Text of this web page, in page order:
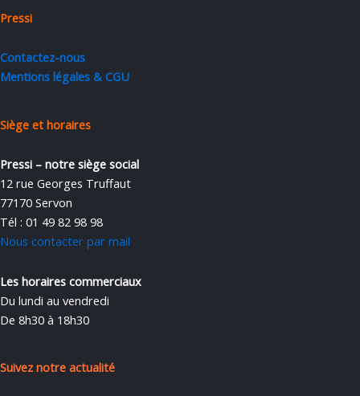
Pressi
Contactez-nous
Mentions légales & CGU
Siège et horaires
Pressi – notre siège social
12 rue Georges Truffaut
77170 Servon
Tél : 01 49 82 98 98
Nous contacter par mail
Les horaires commerciaux
Du lundi au vendredi
De 8h30 à 18h30
Suivez notre actualité